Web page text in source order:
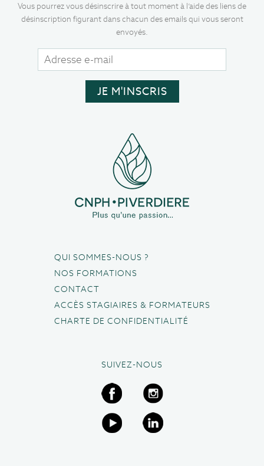
Vous pourrez vous désinscrire à tout moment à l’aide des liens de
désinscription figurant dans chacun des emails qui vous seront
envoyés.
QUI SOMMES-NOUS ?
NOS FORMATIONS
CONTACT
ACCÈS STAGIAIRES & FORMATEURS
CHARTE DE CONFIDENTIALITÉ
SUIVEZ-NOUS